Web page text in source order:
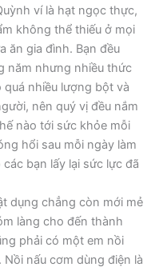
ví là hạt ngọc thực,
không thể thiếu ở mọi
ăn gia đình. Bạn đều
năm nhưng nhiều thức
nhiều lượng bột và
nên quý vị đều nắm
nào tới sức khỏe mỗi
hổi sau mỗi ngày làm
bạn lấy lại sức lực đã
dụng chẳng còn mới mẻ
làng cho đến thành
phải có một em nồi
nấu cơm dùng điện là